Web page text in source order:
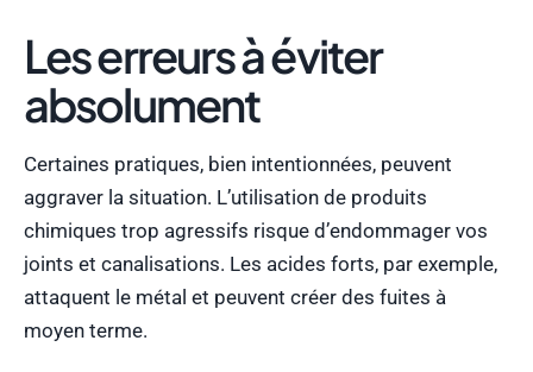
Les erreurs à éviter
absolument
Certaines pratiques, bien intentionnées, peuvent
aggraver la situation. L’utilisation de produits
chimiques trop agressifs risque d’endommager vos
joints et canalisations. Les acides forts, par exemple,
attaquent le métal et peuvent créer des fuites à
moyen terme.